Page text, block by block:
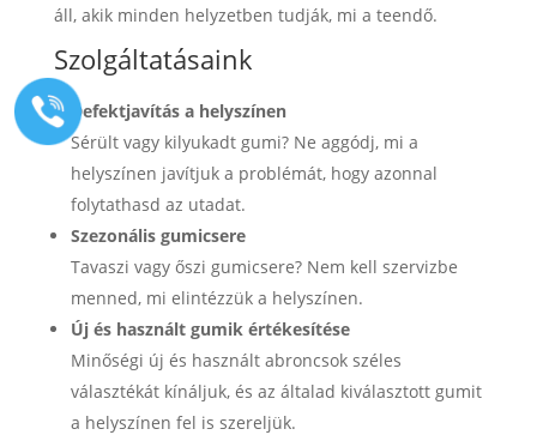
áll, akik minden helyzetben tudják, mi a teendő.
Szolgáltatásaink
Defektjavítás a helyszínen
Sérült vagy kilyukadt gumi? Ne aggódj, mi a
helyszínen javítjuk a problémát, hogy azonnal
folytathasd az utadat.
Szezonális gumicsere
Tavaszi vagy őszi gumicsere? Nem kell szervizbe
menned, mi elintézzük a helyszínen.
Új és használt gumik értékesítése
Minőségi új és használt abroncsok széles
választékát kínáljuk, és az általad kiválasztott gumit
a helyszínen fel is szereljük.